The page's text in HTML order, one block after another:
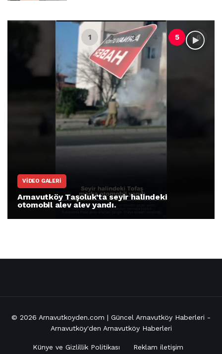
VIDEO GALERI
Arnavutköy Taşoluk’ta seyir halindeki
otomobil alev alev yandı.
© 2026 Arnavutkoyden.com | Güncel Arnavutköy Haberleri -
Arnavutköy'den Arnavutköy Haberleri
Künye ve Gizlillik Politikası Reklam iletişim